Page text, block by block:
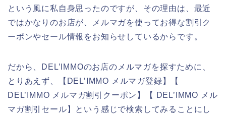
という風に私自身思ったのですが、その理由は、最近
ではかなりのお店が、メルマガを使ってお得な割引ク
ーポンやセール情報をお知らせしているからです。
だから、DEL’IMMOのお店のメルマガを探すために、
とりあえず、【DEL’IMMO メルマガ登録】【
DEL’IMMO メルマガ割引クーポン】【 DEL’IMMO メル
マガ割引セール】という感じで検索してみることにし